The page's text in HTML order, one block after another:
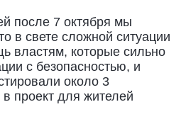
после 7 октября мы
в свете сложной ситуации
властям, которые сильно
с безопасностью, и
около 3
проект для жителей